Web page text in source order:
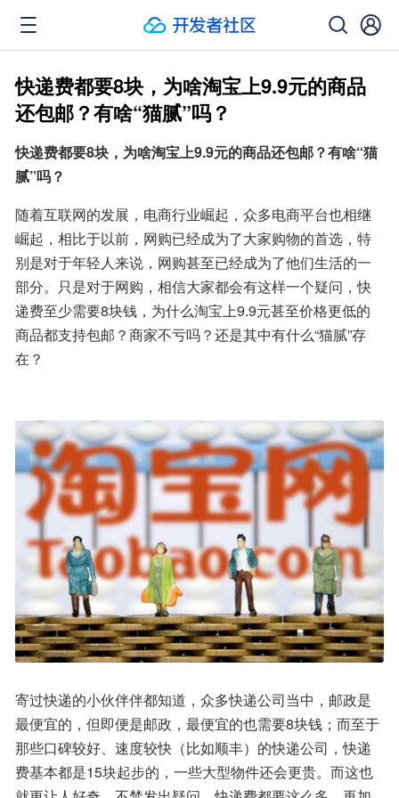
快递费都要8块，为啥淘宝上9.9元的商品
还包邮？有啥“猫腻”吗？
快递费都要8块，为啥淘宝上9.9元的商品还包邮？有啥“猫
腻”吗？
随着互联网的发展，电商行业崛起，众多电商平台也相继
崛起，相比于以前，网购已经成为了大家购物的首选，特
别是对于年轻人来说，网购甚至已经成为了他们生活的一
部分。只是对于网购，相信大家都会有这样一个疑问，快
递费至少需要8块钱，为什么淘宝上9.9元甚至价格更低的
商品都支持包邮？商家不亏吗？还是其中有什么“猫腻”存
在？
寄过快递的小伙伴伴都知道，众多快递公司当中，邮政是
最便宜的，但即便是邮政，最便宜的也需要8块钱；而至于
那些口碑较好、速度较快（比如顺丰）的快递公司，快递
费基本都是15块起步的，一些大型物件还会更贵。而这也